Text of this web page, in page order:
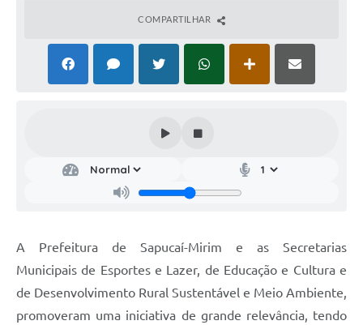
COMPARTILHAR
A Prefeitura de Sapucaí-Mirim e as Secretarias
Municipais de Esportes e Lazer, de Educação e Cultura e
de Desenvolvimento Rural Sustentável e Meio Ambiente,
promoveram uma iniciativa de grande relevância, tendo